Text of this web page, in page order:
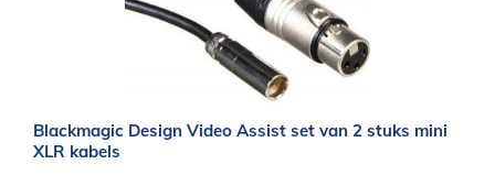
Blackmagic Design Video Assist set van 2 stuks mini
XLR kabels